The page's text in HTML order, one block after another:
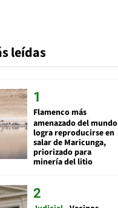
leídas
Flamenco más
amenazado del mundo
logra reproducirse en
salar de Maricunga,
priorizado para
minería del litio